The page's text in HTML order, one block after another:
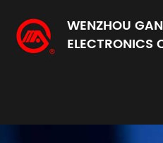
WENZHOU
ELECTRONICS